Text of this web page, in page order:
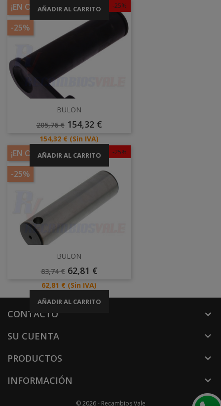
AÑADIR AL CARRITO -25%
¡EN OFERTA!
-25%
BULON
Precio
205,76 € Precio
154,32 €
Precio
154,32 € (Sin IVA)
AÑADIR AL CARRITO -25%
¡EN OFERTA!
-25%
BULON
Precio
83,74 € Precio
62,81 €
Precio
62,81 € (Sin IVA)
AÑADIR AL CARRITO
CONTACTO
SU CUENTA

PRODUCTOS 
INFORMACIÓN 
© 2026 - Recambios Vale